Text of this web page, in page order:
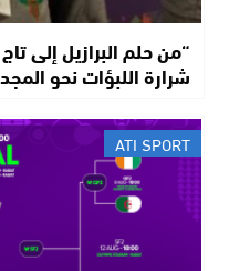
“من حلم البرازيل إلى
شرارة اللبؤات نحو المجد
ATI SPORT